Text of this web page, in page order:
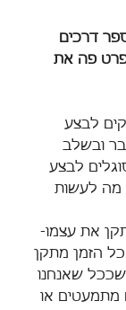
דרכים
פה את
לבצע
ובשלב
לבצע
מה לעשות
את עצמו-
כל הזמן מתקן
שאנחנו
מתמעטים או